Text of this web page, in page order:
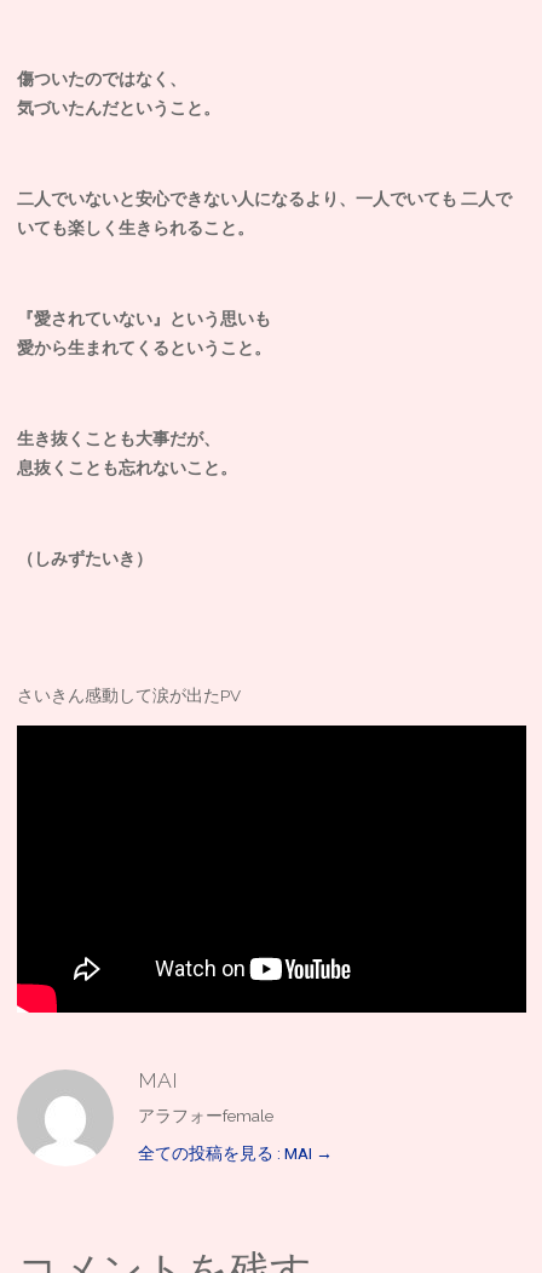
傷ついたのではなく、
気づいたんだということ。
二人でいないと安心できない人になるより、一人でいても 二人で
いても楽しく生きられること。
『愛されていない』という思いも
愛から生まれてくるということ。
生き抜くことも大事だが、
息抜くことも忘れないこと。
（しみずたいき）
さいきん感動して涙が出たPV
MAI
アラフォーfemale
全ての投稿を見る : MAI →